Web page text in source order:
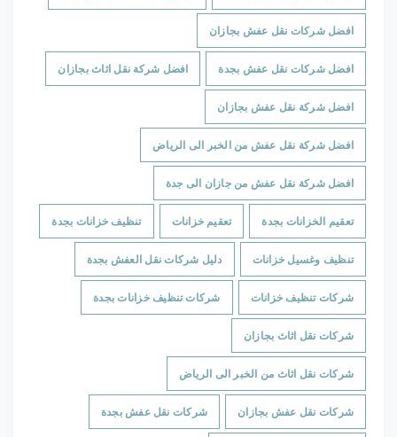
افضل شركات نقل عفش بجازان
افضل شركات نقل عفش بجدة افضل شركة نقل اثاث بجازان
افضل شركة نقل عفش بجازان
افضل شركة نقل عفش من الخبر الى الرياض
افضل شركة نقل عفش من جازان الى جدة
تعقيم الخزانات بجدة تعقيم خزانات تنظيف خزانات بجدة
تنظيف وغسيل خزانات دليل شركات نقل العفش بجدة
شركات تنظيف خزانات شركات تنظيف خزانات بجدة
شركات نقل اثاث بجازان
شركات نقل اثاث من الخبر الى الرياض
شركات نقل عفش بجازان شركات نقل عفش بجدة